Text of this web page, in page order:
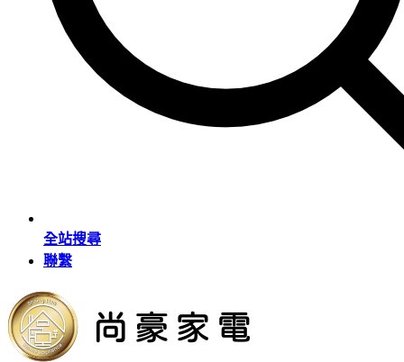
全站搜尋
聯繫